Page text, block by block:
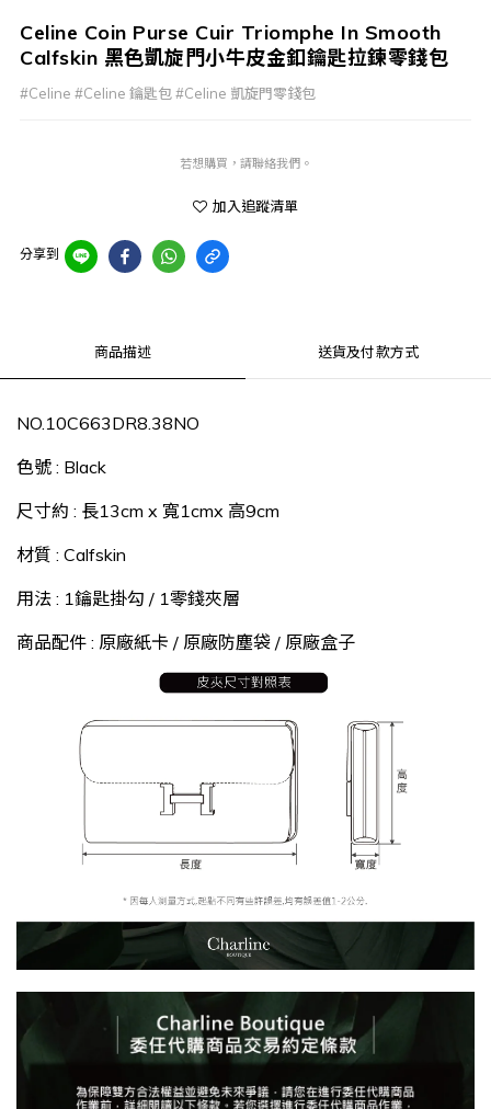
Celine Coin Purse Cuir Triomphe In Smooth
Calfskin 黑色凱旋門小牛皮金釦鑰匙拉鍊零錢包
#Celine #Celine 鑰匙包 #Celine 凱旋門零錢包
若想購買，請聯絡我們。
加入追蹤清單
分享到
商品描述 送貨及付款方式
NO.10C663DR8.38NO
色號 : Black
尺寸約 : 長13cm x 寬1cmx 高9cm
材質 : Calfskin
用法 : 1鑰匙掛勾 / 1零錢夾層
商品配件 : 原廠紙卡 / 原廠防塵袋 / 原廠盒子